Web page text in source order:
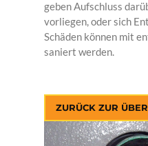
geben Aufschluss
vorliegen, oder sich
Schäden können mit
saniert werden.
ZURÜCK ZUR